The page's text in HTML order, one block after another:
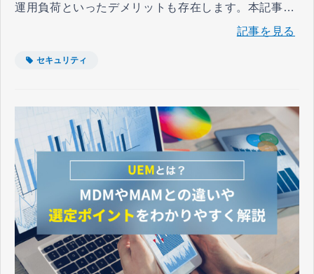
運用負荷といったデメリットも存在します。本記事で
は全社導入のメリットとデメリット、ローカルブレイ
記事を見る
セキュリティ